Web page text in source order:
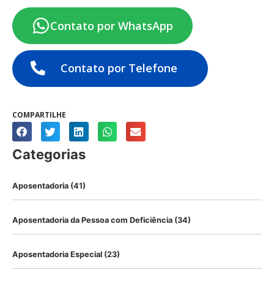
Contato por WhatsApp
Contato por Telefone
COMPARTILHE
Categorias
Aposentadoria (41)
Aposentadoria da Pessoa com Deficiência (34)
Aposentadoria Especial (23)